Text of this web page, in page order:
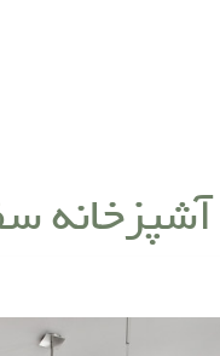
آشپزخانه